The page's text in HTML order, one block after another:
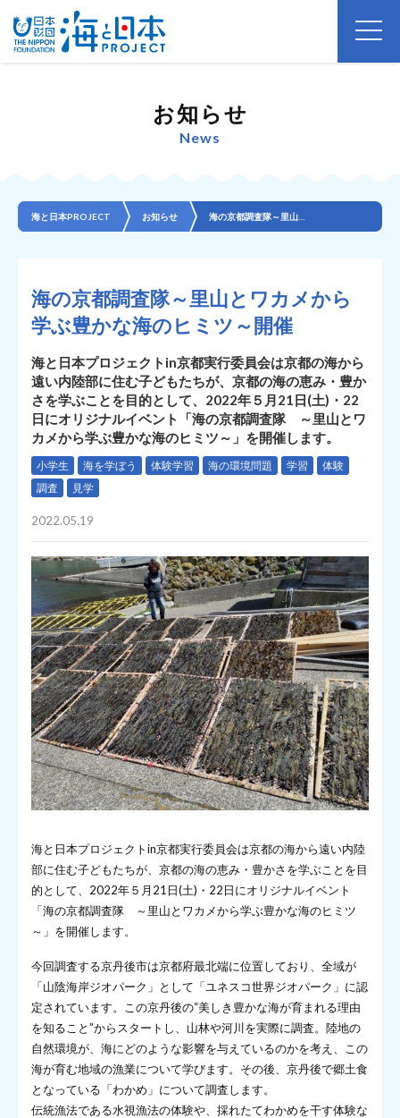
お知らせ
News
海と日本PROJECT お知らせ
海の京都調査隊～里山とワカメから
学ぶ豊かな海のヒミツ～開催
海と日本プロジェクトin京都実行委員会は京都の海から
遠い内陸部に住む子どもたちが、京都の海の恵み・豊か
さを学ぶことを目的として、2022年５月21日(土)・22
日にオリジナルイベント「海の京都調査隊 ～里山とワ
カメから学ぶ豊かな海のヒミツ～」を開催します。
小学生 海を学ぼう 体験学習 海の環境問題 学習
体験
調査
見学
2022.05.19
海と日本プロジェクトin京都実行委員会は京都の海から遠い内陸
部に住む子どもたちが、京都の海の恵み・豊かさを学ぶことを目
的として、2022年５月21日(土)・22日にオリジナルイベント
「海の京都調査隊 ～里山とワカメから学ぶ豊かな海のヒミツ
～」を開催します。
今回調査する京丹後市は京都府最北端に位置しており、全域が
「山陰海岸ジオパーク」として「ユネスコ世界ジオパーク」に認
定されています。この京丹後の“美しき豊かな海が育まれる理由
を知ること”からスタートし、山林や河川を実際に調査。陸地の
自然環境が、海にどのような影響を与えているのかを考え、この
海が育む地域の漁業について学びます。その後、京丹後で郷土食
となっている「わかめ」について調査します。
伝統漁法である水視漁法の体験や、採れたてわかめを干す体験な